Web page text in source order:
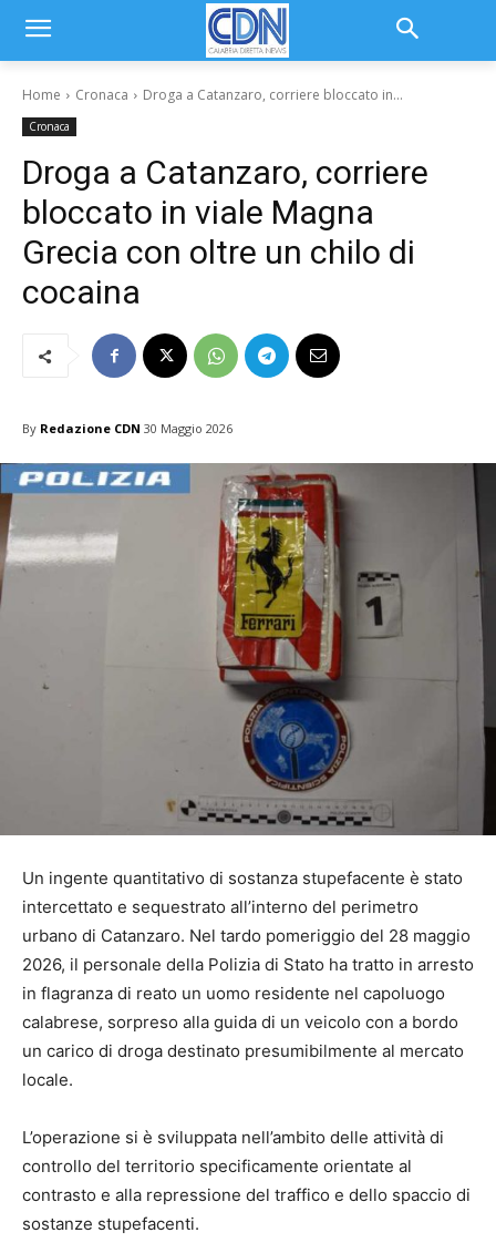
Home Cronaca Droga a Catanzaro, corriere bloccato in...
Cronaca
Droga a Catanzaro, corriere
bloccato in viale Magna
Grecia con oltre un chilo di
cocaina
By Redazione CDN 30 Maggio 2026
Un ingente quantitativo di sostanza stupefacente è stato
intercettato e sequestrato all’interno del perimetro
urbano di Catanzaro. Nel tardo pomeriggio del 28 maggio
2026, il personale della Polizia di Stato ha tratto in arresto
in flagranza di reato un uomo residente nel capoluogo
calabrese, sorpreso alla guida di un veicolo con a bordo
un carico di droga destinato presumibilmente al mercato
locale.
L’operazione si è sviluppata nell’ambito delle attività di
controllo del territorio specificamente orientate al
contrasto e alla repressione del traffico e dello spaccio di
sostanze stupefacenti.